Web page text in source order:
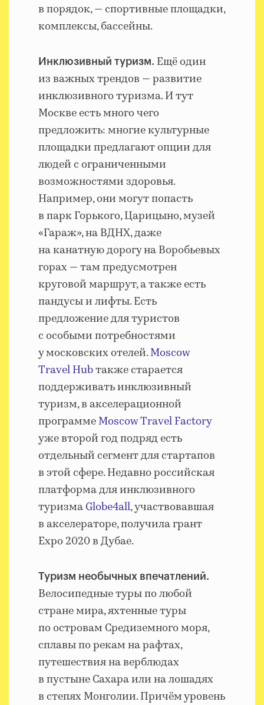
в порядок, — спортивные площадки,
комплексы, бассейны.
Инклюзивный туризм. Ещё один
из важных трендов — развитие
инклюзивного туризма. И тут
Москве есть много чего
предложить: многие культурные
площадки предлагают опции для
людей с ограниченными
возможностями здоровья.
Например, они могут попасть
в парк Горького, Царицыно, музей
«Гараж», на ВДНХ, даже
на канатную дорогу на Воробьевых
горах — там предусмотрен
круговой маршрут, а также есть
пандусы и лифты. Есть
предложение для туристов
с особыми потребностями
у московских отелей.Moscow
Travel Hubтакже старается
поддерживать инклюзивный
туризм, в акселерационной
программеMoscow Travel Factory
уже второй год подряд есть
отдельный сегмент для стартапов
в этой сфере. Недавно российская
платформа для инклюзивного
туризмаGlobe4all, участвовавшая
в акселераторе, получила грант
Expo 2020 в Дубае.
Туризм необычных впечатлений.
Велосипедные туры по любой
стране мира, яхтенные туры
по островам Средиземного моря,
сплавы по рекам на рафтах,
путешествия на верблюдах
в пустыне Сахара или на лошадях
в степях Монголии. Причём уровень